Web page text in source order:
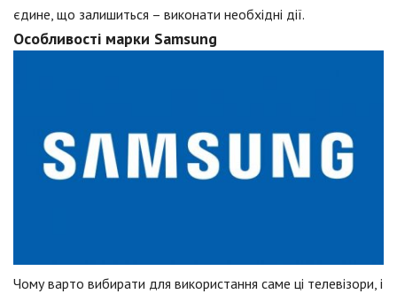
єдине, що залишиться – виконати необхідні дії.
Особливості марки Samsung
Чому варто вибирати для використання саме ці телевізори, і